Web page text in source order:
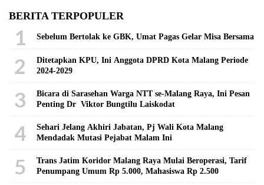
BERITA TERPOPULER
1 Sebelum Bertolak ke GBK, Umat Pagas Gelar Misa Bersama
2
Ditetapkan KPU, Ini Anggota DPRD Kota Malang Periode
2024-2029
3
Bicara di Sarasehan Warga NTT se-Malang Raya, Ini Pesan
Penting Dr Viktor Bungtilu Laiskodat
4
Sehari Jelang Akhiri Jabatan, Pj Wali Kota Malang
Mendadak Mutasi Pejabat Malam Ini
5
Trans Jatim Koridor Malang Raya Mulai Beroperasi, Tarif
Penumpang Umum Rp 5.000, Mahasiswa Rp 2.500